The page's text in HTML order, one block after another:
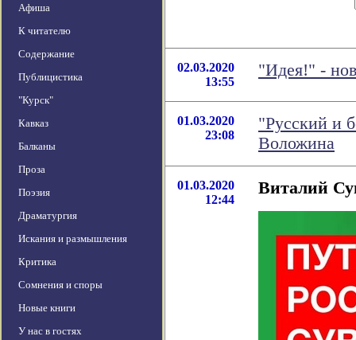
Афиша
К читателю
Содержание
Публицистика
"Курск"
Кавказ
Балканы
Проза
Поэзия
Драматургия
Искания и размышления
Критика
Сомнения и споры
Новые книги
У нас в гостях
02.03.2020
13:55
"Идея!" -
01.03.2020
23:08
"Русский и
Воложина
01.03.2020
12:44
Виталий